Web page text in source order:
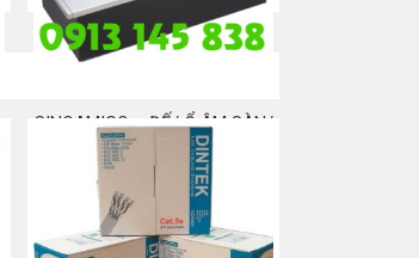
SINOAMIGO – ĐẾ/ Ổ ÂM SÀN/
BÀN ĐA NĂNG
Mua ngay